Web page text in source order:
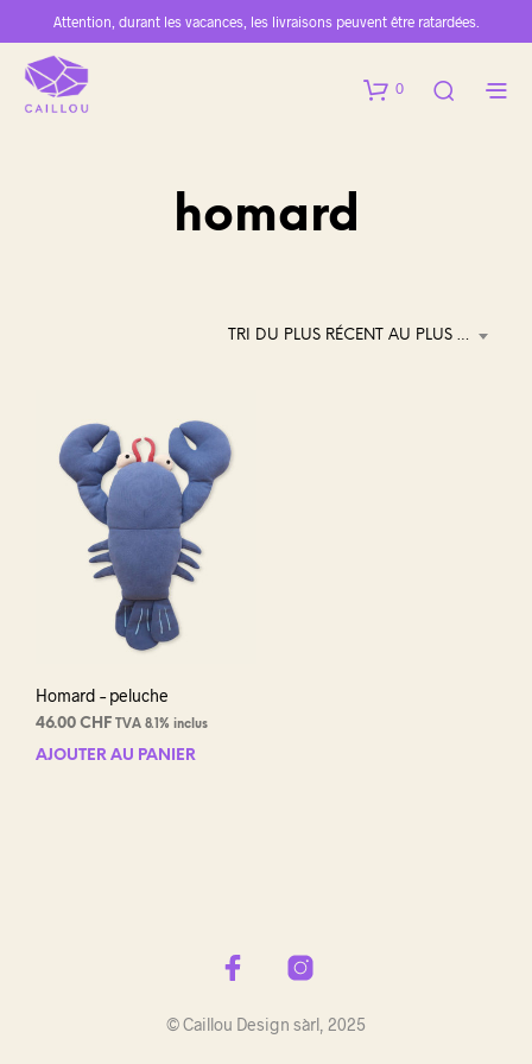
Attention, durant les vacances, les livraisons peuvent être ratardées.
0
homard
TRI DU PLUS RÉCENT AU PLUS ANCIEN
Homard – peluche
46.00 CHF TVA 8.1% inclus
AJOUTER AU PANIER
© Caillou Design sàrl, 2025